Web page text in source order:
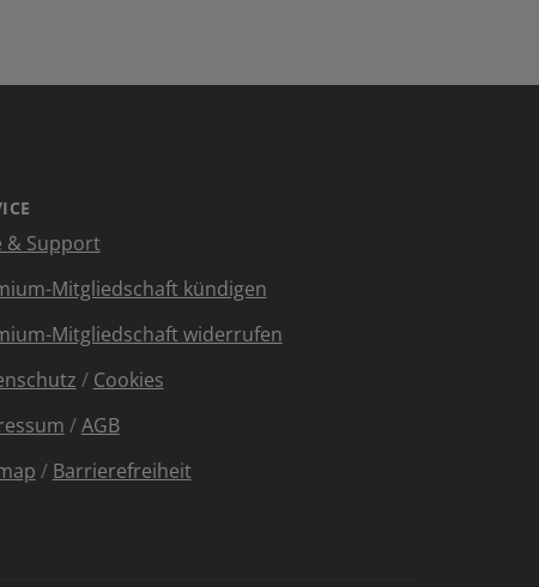
& Support
Mitgliedschaft kündigen
Mitgliedschaft widerrufen
/ Cookies
/AGB
/ Barrierefreiheit